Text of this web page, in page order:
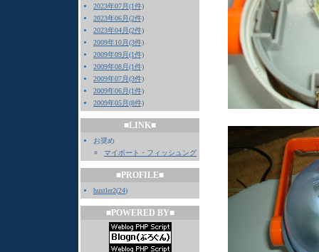
2023年07月(1件)
2023年06月(2件)
2023年04月(2件)
2009年10月(3件)
2009年09月(1件)
2009年08月(1件)
2009年07月(3件)
2009年06月(1件)
2009年05月(8件)
■LINK■
お奨め
マイボート・フィッシュング
■PROFILE■
hustler2(24)
■POWERED BY■